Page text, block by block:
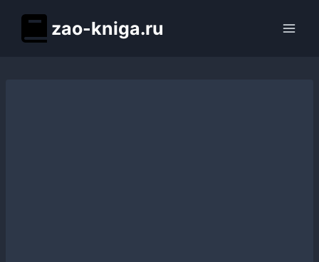
содержимому
zao-kniga.ru